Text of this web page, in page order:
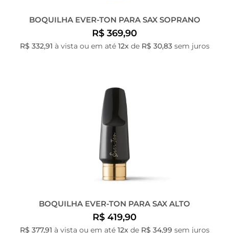
BOQUILHA EVER-TON PARA SAX SOPRANO
R$ 369,90
R$ 332,91 à vista ou em até 12xde R$ 30,83sem juros
BOQUILHA EVER-TON PARA SAX ALTO
R$ 419,90
R$ 377,91 à vista ou em até 12xde R$ 34,99 sem juros